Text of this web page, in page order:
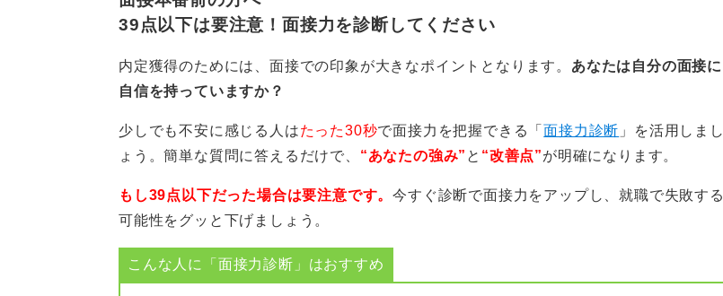
したがって、「嘘はつかず、しかしポジティブな表現に変換する」のが最善で
す。
たとえば、人間関係が理由であっても、それを前向きなキャリアチェンジの言葉
に置き換えて伝えると、ネガティブな印象を与えずに済みます。
たとえば、「職場環境を変え、新しい環境で自分の経験を積みたいと考えた」
や、「前職で学んだことを活かし、今後はよりチームワークを重視する環境で貢
献したい」といった形です。
このようにポジティブな姿勢を示すことで、企業側も前向きに受け止めてくれる
でしょう。
39点以下は要注意！面接力を診断してください
内定獲得のためには、面接での印象が大きなポイントとなります。 あなたは自分の面接に
自信を持っていますか？
少しでも不安に感じる人はたった30秒で面接力を把握できる「面接力診断 」を活用しまし
ょう。簡単な質問に答えるだけで、 “あなたの強み” と “改善点”が明確になります。
もし39点以下だった場合は要注意です。今すぐ診断で面接力をアップし、就職で失敗する
可能性をグッと下げましょう。
こんな人に「面接力診断」はおすすめ